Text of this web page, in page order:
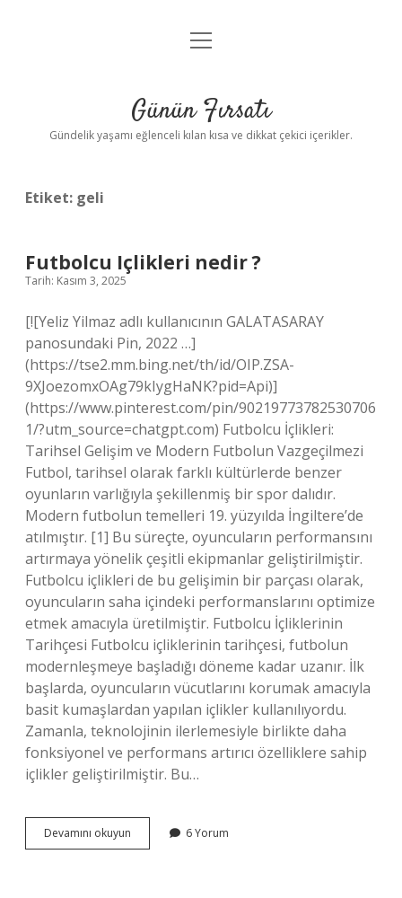
Anasayfa
Yasal Uyarı
menüyü
Günün Fırsatı
Gündelik yaşamı eğlenceli kılan kısa ve dikkat çekici içerikler.
Etiket: geli
Futbolcu Içlikleri nedir ?
Tarih: Kasım 3, 2025
[![Yeliz Yilmaz adlı kullanıcının ️GALATASARAY ️
panosundaki Pin, 2022 …]
(https://tse2.mm.bing.net/th/id/OIP.ZSA-
9XJoezomxOAg79kIygHaNK?pid=Api)]
(https://www.pinterest.com/pin/90219773782530706
1/?utm_source=chatgpt.com) Futbolcu İçlikleri:
Tarihsel Gelişim ve Modern Futbolun Vazgeçilmezi
Futbol, tarihsel olarak farklı kültürlerde benzer
oyunların varlığıyla şekillenmiş bir spor dalıdır.
Modern futbolun temelleri 19. yüzyılda İngiltere’de
atılmıştır. [1] Bu süreçte, oyuncuların performansını
artırmaya yönelik çeşitli ekipmanlar geliştirilmiştir.
Futbolcu içlikleri de bu gelişimin bir parçası olarak,
oyuncuların saha içindeki performanslarını optimize
etmek amacıyla üretilmiştir. Futbolcu İçliklerinin
Tarihçesi Futbolcu içliklerinin tarihçesi, futbolun
modernleşmeye başladığı döneme kadar uzanır. İlk
başlarda, oyuncuların vücutlarını korumak amacıyla
basit kumaşlardan yapılan içlikler kullanılıyordu.
Zamanla, teknolojinin ilerlemesiyle birlikte daha
fonksiyonel ve performans artırıcı özelliklere sahip
içlikler geliştirilmiştir. Bu…
Devamını okuyun Futbolcu
Içlikleri
6 Yorum